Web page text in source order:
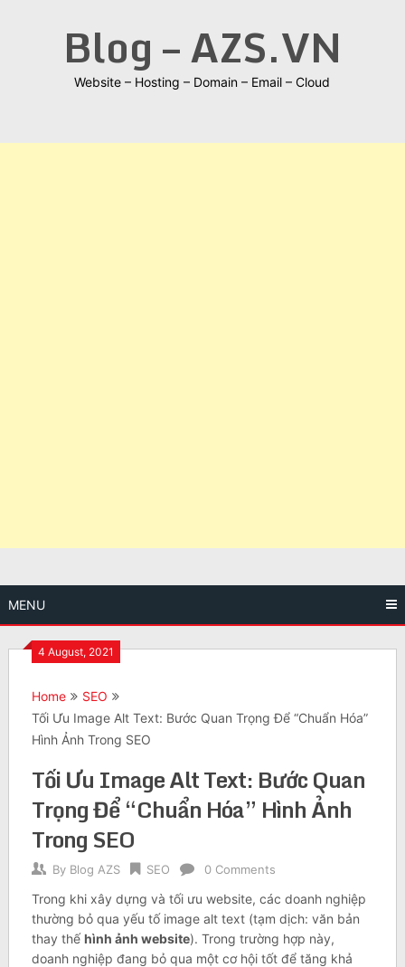
Blog – AZS.VN
Website – Hosting – Domain – Email – Cloud
MENU
4 August, 2021
Home
SEO
Tối Ưu Image Alt Text: Bước Quan Trọng Để “Chuẩn Hóa”
Hình Ảnh Trong SEO
Tối Ưu Image Alt Text: Bước Quan
Trọng Để “Chuẩn Hóa” Hình Ảnh
Trong SEO
By Blog AZS SEO 0 Comments
Trong khi xây dựng và tối ưu website, các doanh nghiệp
thường bỏ qua yếu tố image alt text (tạm dịch: văn bản
thay thếhình ảnh website). Trong trường hợp này,
doanh nghiệp đang bỏ qua một cơ hội tốt để tăng khả